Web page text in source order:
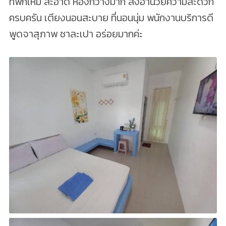
ครบครัน เตียงนอนสะบาย ที่นอนนุ่ม พนักงานบริการดี
พูดจาสุภาพ ซาละเปา อร่อยมากค่ะ